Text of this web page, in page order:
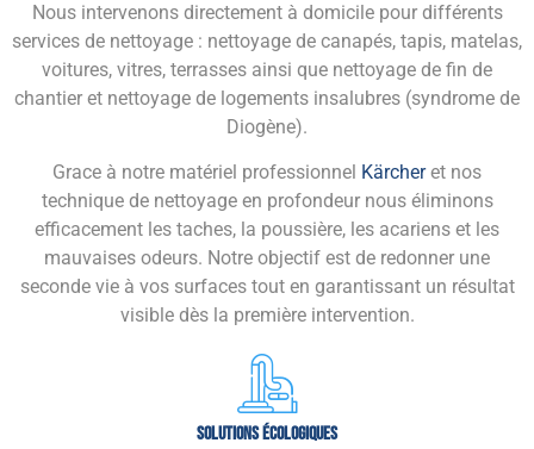
Nous intervenons directement à domicile pour différents
services de nettoyage : nettoyage de canapés, tapis, matelas,
voitures, vitres, terrasses ainsi que nettoyage de fin de
chantier et nettoyage de logements insalubres (syndrome de
Diogène).
Grace à notre matériel professionnel Kärcheret nos
technique de nettoyage en profondeur nous éliminons
efficacement les taches, la poussière, les acariens et les
mauvaises odeurs. Notre objectif est de redonner une
seconde vie à vos surfaces tout en garantissant un résultat
visible dès la première intervention.
Solutions Écologiques